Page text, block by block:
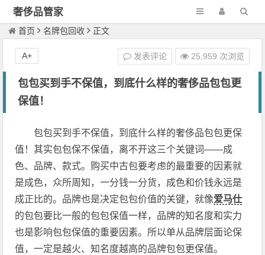
奢侈品管家
首页 名牌包回收 正文
包包买到手不保值，到底什么样的奢侈品包包更
保值！
发表评论 25,959 次浏览
A+
包包买到手不保值，到底什么样的奢侈品包包更保
值！其实包包保不保值，离不开这三个关键词——成
色、品牌、款式。购买中古包要考虑的最重要的因素就
是成色，众所周知，一分钱一分货，成色和价钱永远是
成正比的。品牌也是决定包包价值的关键，就像爱马仕
的包包要比一般的包包保值一样，品牌的知名度和实力
也是影响包包保值的重要因素。所以单从品牌层面论保
值，一定是越火、知名度越高的品牌包包更保值。